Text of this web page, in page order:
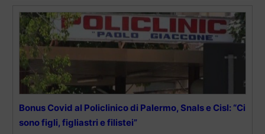
Bonus Covid al Policlinico di Palermo, Snals e Cisl: “Ci
sono figli, figliastri e filistei”